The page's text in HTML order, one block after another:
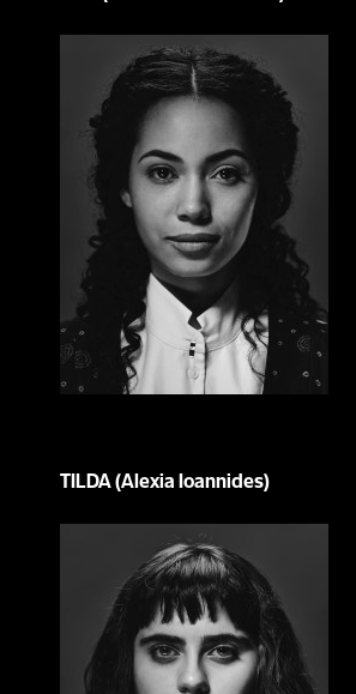
TILDA (Alexia Ioannides)